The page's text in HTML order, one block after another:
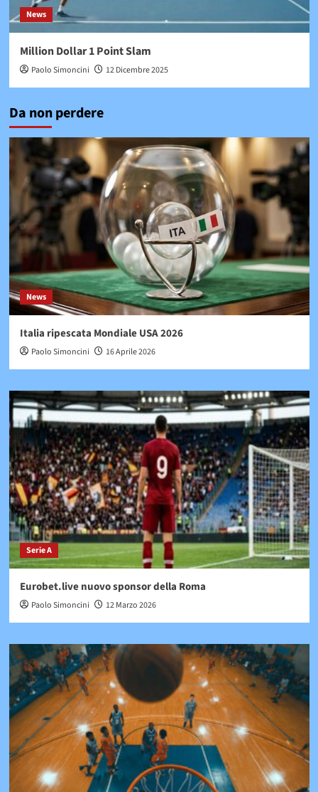
News
Million Dollar 1 Point Slam
Paolo Simoncini 12 Dicembre 2025
Da non perdere
News
Italia ripescata Mondiale USA 2026
Paolo Simoncini 16 Aprile 2026
Serie A
Eurobet.live nuovo sponsor della Roma
Paolo Simoncini 12 Marzo 2026